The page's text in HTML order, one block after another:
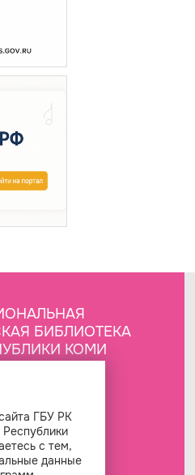
БИБЛИОТЕКА
КОМИ
Создание
ГБУ РК
Республики
с тем,
данные